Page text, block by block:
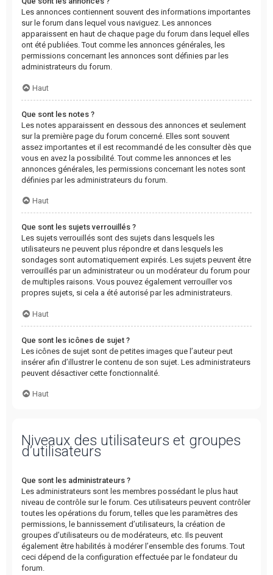
Les annonces contiennent souvent des informations importantes
sur le forum dans lequel vous naviguez. Les annonces
apparaissent en haut de chaque page du forum dans lequel elles
ont été publiées. Tout comme les annonces générales, les
permissions concernant les annonces sont définies par les
administrateurs du forum.
Haut
Que sont les notes ?
Les notes apparaissent en dessous des annonces et seulement
sur la première page du forum concerné. Elles sont souvent
assez importantes et il est recommandé de les consulter dès que
vous en avez la possibilité. Tout comme les annonces et les
annonces générales, les permissions concernant les notes sont
définies par les administrateurs du forum.
Haut
Que sont les sujets verrouillés ?
Les sujets verrouillés sont des sujets dans lesquels les
utilisateurs ne peuvent plus répondre et dans lesquels les
sondages sont automatiquement expirés. Les sujets peuvent être
verrouillés par un administrateur ou un modérateur du forum pour
de multiples raisons. Vous pouvez également verrouiller vos
propres sujets, si cela a été autorisé par les administrateurs.
Haut
Que sont les icônes de sujet ?
Les icônes de sujet sont de petites images que l’auteur peut
insérer afin d’illustrer le contenu de son sujet. Les administrateurs
peuvent désactiver cette fonctionnalité.
Haut
Niveaux des utilisateurs et groupes
d’utilisateurs
Que sont les administrateurs ?
Les administrateurs sont les membres possédant le plus haut
niveau de contrôle sur le forum. Ces utilisateurs peuvent contrôler
toutes les opérations du forum, telles que les paramètres des
permissions, le bannissement d’utilisateurs, la création de
groupes d’utilisateurs ou de modérateurs, etc. Ils peuvent
également être habilités à modérer l’ensemble des forums. Tout
ceci dépend de la configuration effectuée par le fondateur du
forum.